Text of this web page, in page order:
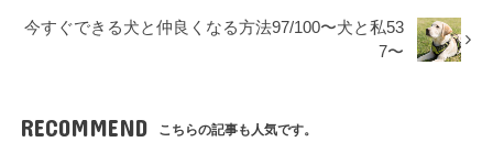
今すぐできる犬と仲良くなる方法97/100〜犬と私53
7〜
RECOMMEND こちらの記事も人気です。